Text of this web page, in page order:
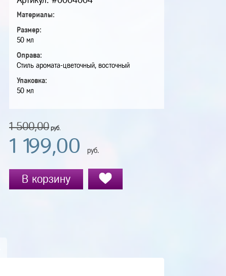
Материалы:
Размер:
50 мл
Оправа:
Стиль аромата-цветочный, восточный
Упаковка:
50 мл
1 500,00 руб.
1 199,00 руб.
В корзину